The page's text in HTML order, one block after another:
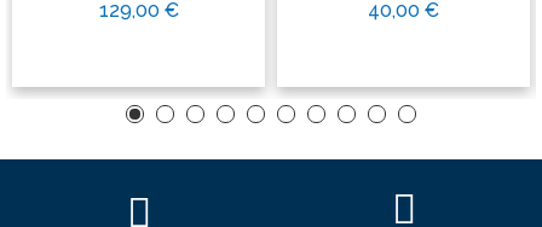
129,00 € 40,00 €